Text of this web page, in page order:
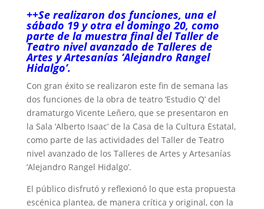
++Se realizaron dos funciones, una el
sábado 19 y otra el domingo 20, como
parte de la muestra final del Taller de
Teatro nivel avanzado de Talleres de
Artes y Artesanías ‘Alejandro Rangel
Hidalgo’.
Con gran éxito se realizaron este fin de semana las
dos funciones de la obra de teatro ‘Estudio Q’ del
dramaturgo Vicente Leñero, que se presentaron en
la Sala ‘Alberto Isaac’ de la Casa de la Cultura Estatal,
como parte de las actividades del Taller de Teatro
nivel avanzado de los Talleres de Artes y Artesanías
‘Alejandro Rangel Hidalgo’.
El público disfrutó y reflexionó lo que esta propuesta
escénica plantea, de manera crítica y original, con la